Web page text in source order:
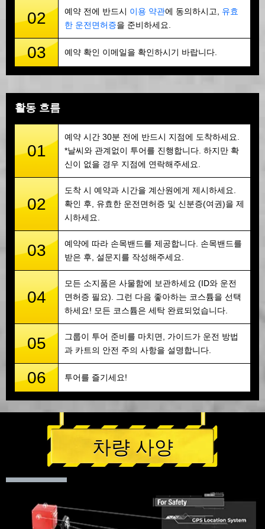
02 예약 전에 반드시 이용 약관에 동의하시고, 유효
한 운전면허증을 준비하세요.
03 예약 확인 이메일을 확인하시기 바랍니다.
활동 흐름
01
예약 시간 30분 전에 반드시 지점에 도착하세요.
*날씨와 관계없이 투어를 진행합니다. 하지만 확
신이 없을 경우 지점에 연락해주세요.
02
도착 시 예약과 시간을 계산원에게 제시하세요.
확인 후, 유효한 운전면허증 및 신분증(여권)을 제
시하세요.
03
예약에 따라 손목밴드를 제공합니다. 손목밴드를
받은 후, 설문지를 작성해주세요.
04
모든 소지품은 사물함에 보관하세요 (ID와 운전
면허증 필요). 그런 다음 좋아하는 코스튬을 선택
하세요! 모든 코스튬은 세탁 완료되었습니다.
05
그룹이 투어 준비를 마치면, 가이드가 운전 방법
과 카트의 안전 주의 사항을 설명합니다.
06 투어를 즐기세요!
차량 사양